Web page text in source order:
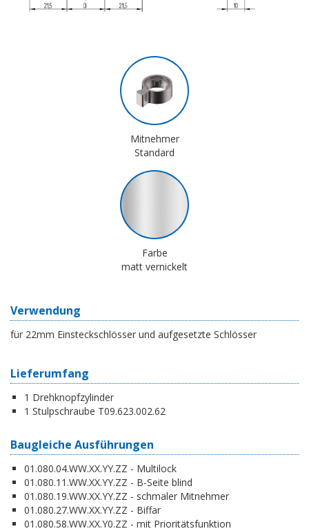
Mitnehmer
Standard
Farbe
matt vernickelt
Verwendung
für 22mm Einsteckschlösser und aufgesetzte Schlösser
Lieferumfang
1 Drehknopfzylinder
1 Stulpschraube T09.623.002.62
Baugleiche Ausführungen
01.080.04.WW.XX.YY.ZZ - Multilock
01.080.11.WW.XX.YY.ZZ - B-Seite blind
01.080.19.WW.XX.YY.ZZ - schmaler Mitnehmer
01.080.27.WW.XX.YY.ZZ - Biffar
01.080.58.WW.XX.Y0.ZZ - mit Prioritätsfunktion